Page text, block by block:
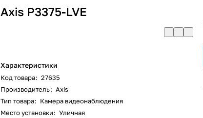
Axis P3375-LVE
Характеристики
Код товара: 27635
Производитель: Axis
Тип товара: Камера видеонаблюдения
Место установки: Уличная